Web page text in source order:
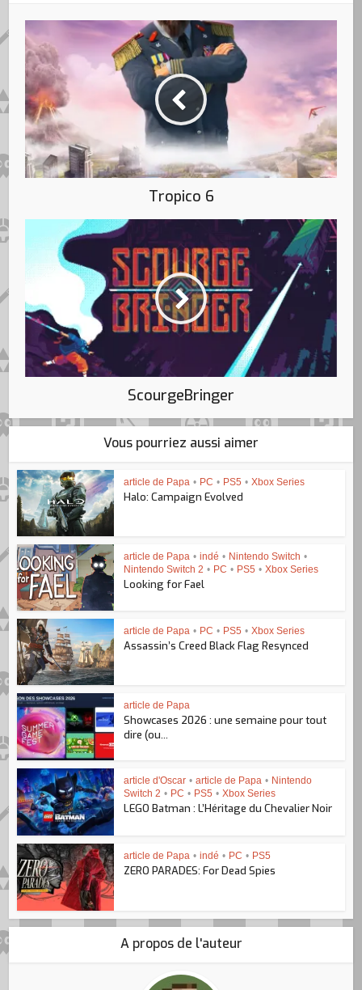
Tropico 6
ScourgeBringer
Vous pourriez aussi aimer
article de Papa • PC • PS5 • Xbox Series
Halo: Campaign Evolved
article de Papa • indé • Nintendo Switch •
Nintendo Switch 2 • PC • PS5 • Xbox Series
Looking for Fael
article de Papa • PC • PS5 • Xbox Series
Assassin’s Creed Black Flag Resynced
article de Papa
Showcases 2026 : une semaine pour tout
dire (ou...
article d'Oscar • article de Papa • Nintendo
Switch 2 • PC • PS5 • Xbox Series
LEGO Batman : L’Héritage du Chevalier Noir
article de Papa • indé • PC • PS5
ZERO PARADES: For Dead Spies
A propos de l'auteur